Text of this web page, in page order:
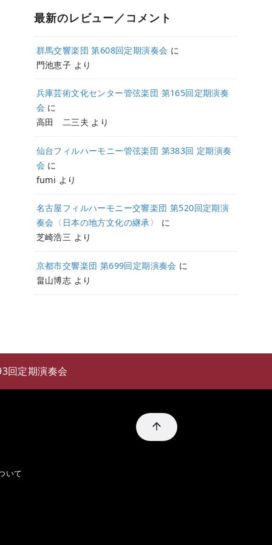
最新のレビュー／コメント
群馬交響楽団 第608回定期演奏会 に
門池恵子 より
兵庫芸術文化センター管弦楽団 第165回定期演奏
会 に
高田 二三夫 より
仙台フィルハーモニー管弦楽団 第383回 定期演奏
会 に
fumi より
名古屋フィルハーモニー交響楽団 第520回定期演
奏会〈日本の地方文化の継承〉
に
芝崎浩三 より
京都市交響楽団 第699回定期演奏会 に
畠山博志 より
回定期演奏会
いて